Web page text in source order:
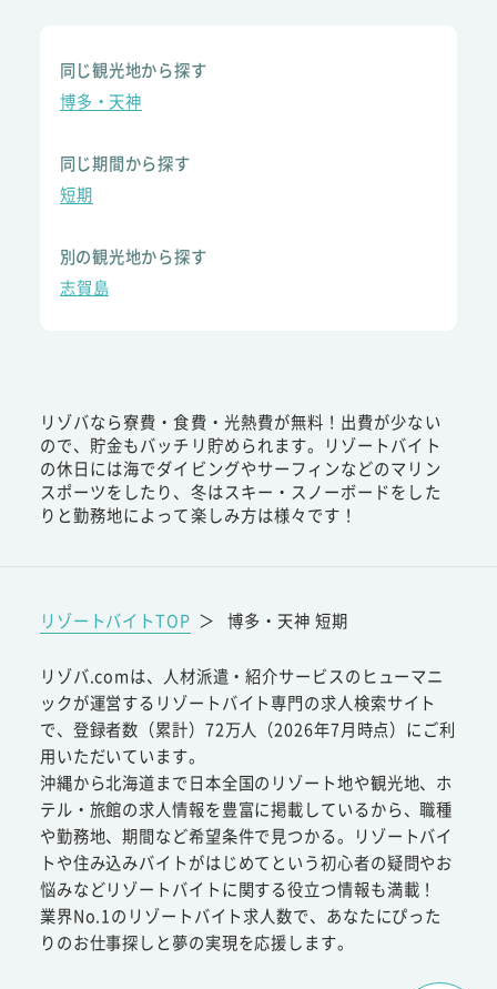
同じ観光地から探す
博多・天神
同じ期間から探す
短期
別の観光地から探す
志賀島
リゾバなら寮費・食費・光熱費が無料！出費が少ない
ので、貯金もバッチリ貯められます。リゾートバイト
の休日には海でダイビングやサーフィンなどのマリン
スポーツをしたり、冬はスキー・スノーボードをした
りと勤務地によって楽しみ方は様々です！
リゾートバイトTOP ＞ 博多・天神 短期
リゾバ.comは、人材派遣・紹介サービスのヒューマニ
ックが運営するリゾートバイト専門の求人検索サイト
で、登録者数（累計）72万人（2026年7月時点）にご利
用いただいています。
沖縄から北海道まで日本全国のリゾート地や観光地、ホ
テル・旅館の求人情報を豊富に掲載しているから、職種
や勤務地、期間など希望条件で見つかる。リゾートバイ
トや住み込みバイトがはじめてという初心者の疑問やお
悩みなどリゾートバイトに関する役立つ情報も満載！
業界No.1のリゾートバイト求人数で、あなたにぴった
りのお仕事探しと夢の実現を応援します。